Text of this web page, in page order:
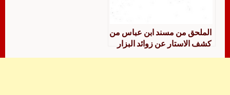
الملحق من مسند ابن عباس من
كشف الاستار عن زوائد البزار